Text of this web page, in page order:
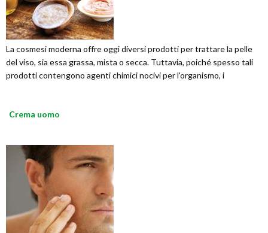
La cosmesi moderna offre oggi diversi prodotti per trattare la pelle
del viso, sia essa grassa, mista o secca. Tuttavia, poiché spesso tali
prodotti contengono agenti chimici nocivi per l'organismo, i
Crema uomo